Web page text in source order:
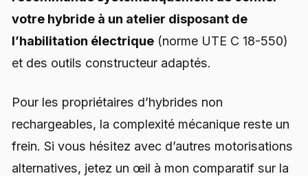
votre hybride à un atelier disposant de
l’habilitation électrique (norme UTE C 18-550)
et des outils constructeur adaptés.
Pour les propriétaires d’hybrides non
rechargeables, la complexité mécanique reste un
frein. Si vous hésitez avec d’autres motorisations
alternatives, jetez un œil à mon comparatif sur la